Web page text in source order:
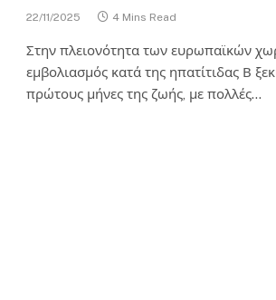
22/11/2025 4 Mins Read
Στην πλειονότητα των ευρωπαϊκών
εμβολιασμός κατά της ηπατίτιδας Β
πρώτους μήνες της ζωής, με πολλές…